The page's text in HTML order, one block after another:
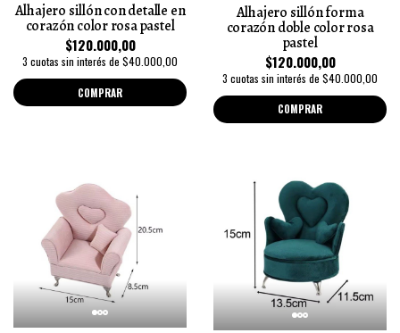
Alhajero sillón con detalle en
corazón color rosa pastel
$120.000,00
3 cuotas sin interés de $40.000,00
COMPRAR
Alhajero sillón forma
corazón doble color rosa
pastel
$120.000,00
3 cuotas sin interés de $40.000,00
COMPRAR